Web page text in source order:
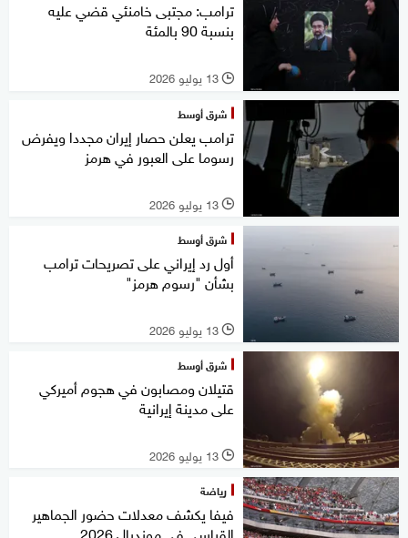
ترامب: مجتبى خامنئي قضي عليه
بنسبة 90 بالمئة
l 13 يوليو 2026
شرق أوسط
ترامب يعلن حصار إيران مجددا ويفرض
رسوما على العبور في هرمز
l 13 يوليو 2026
شرق أوسط
أول رد إيراني على تصريحات ترامب
بشأن "رسوم هرمز"
l 13 يوليو 2026
شرق أوسط
قتيلان ومصابون في هجوم أميركي
على مدينة إيرانية
l 13 يوليو 2026
رياضة
فيفا يكشف معدلات حضور الجماهير
القياسي في مونديال 2026